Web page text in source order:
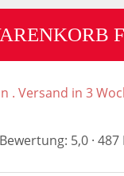
. Versand in 3
Bewertung: 5,0 ·